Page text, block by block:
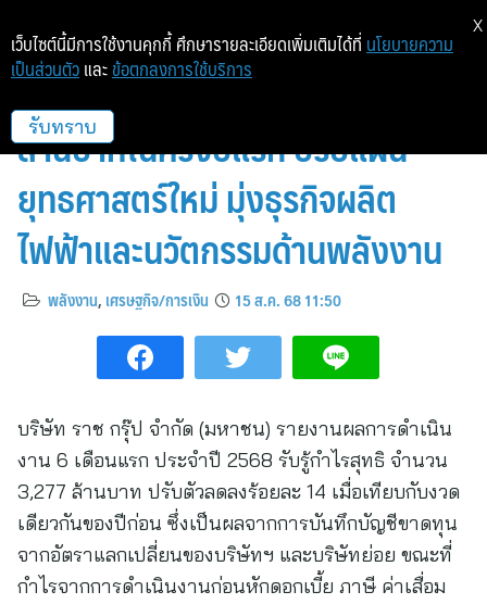
ราช กรุ๊ป ประกาศกำไรสุทธิ 3,277
ล้านบาทในครึ่งปีแรก ปรับแผน
ยุทธศาสตร์ใหม่ มุ่งธุรกิจผลิต
ไฟฟ้าและนวัตกรรมด้านพลังงาน
พลังงาน, เศรษฐกิจ/การเงิน 15 ส.ค. 68 11:50
บริษัท ราช กรุ๊ป จำกัด (มหาชน) รายงานผลการดำเนิน
งาน 6 เดือนแรก ประจำปี 2568 รับรู้กำไรสุทธิ จำนวน
3,277 ล้านบาท ปรับตัวลดลงร้อยละ 14 เมื่อเทียบกับงวด
เดียวกันของปีก่อน ซึ่งเป็นผลจากการบันทึกบัญชีขาดทุน
จากอัตราแลกเปลี่ยนของบริษัทฯ และบริษัทย่อย ขณะที่
กำไรจากการดำเนินงานก่อนหักดอกเบี้ย ภาษี ค่าเสื่อม
เว็บไซต์นี้มีการใช้งานคุกกี้ ศึกษารายละเอียดเพิ่มเติมได้ที่ นโยบายความ
เป็นส่วนตัว และ ข้อตกลงการใช้บริการ
รับทราบ
X